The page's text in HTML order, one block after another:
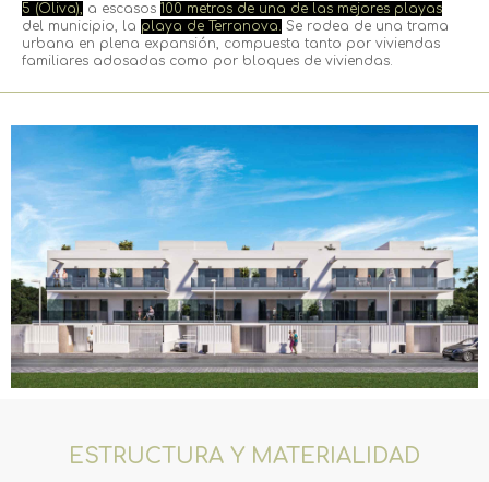
5 (Oliva), a escasos 100 metros de una de las mejores playas
del municipio, la playa de Terranova. Se rodea de una trama
urbana en plena expansión, compuesta tanto por viviendas
familiares adosadas como por bloques de viviendas.
ESTRUCTURA Y MATERIALIDAD